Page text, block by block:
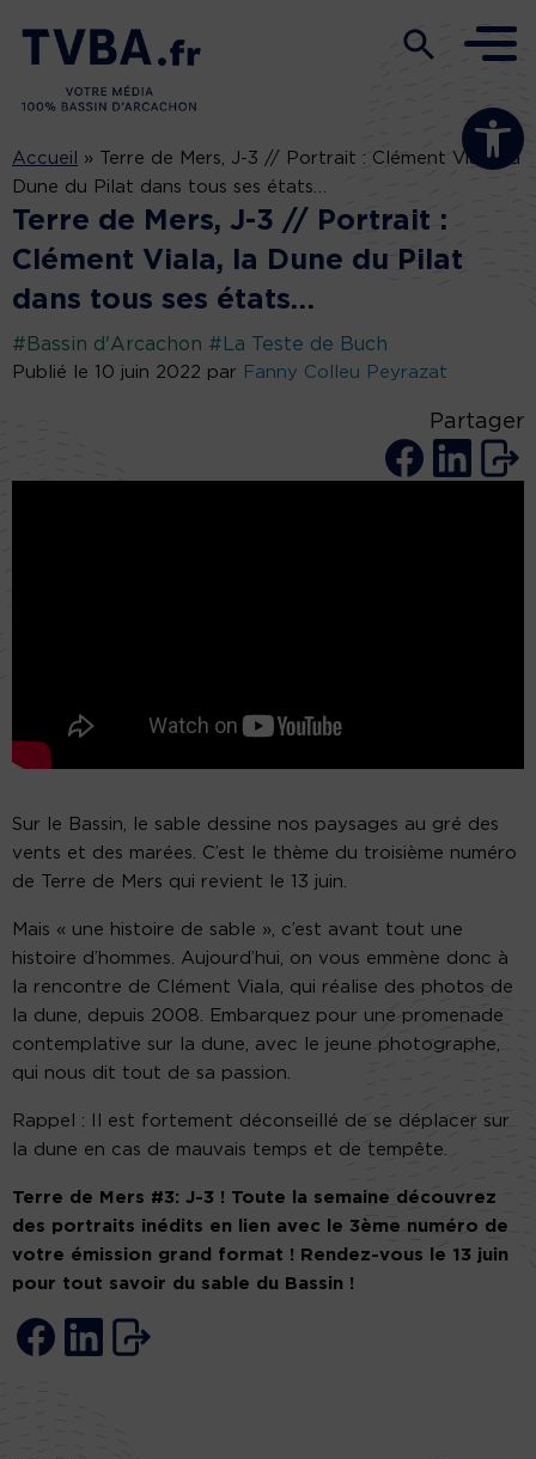
Ouvrir la
Accueil »
Terre de Mers, J-3 // Portrait : Clément Viala, la
Dune du Pilat dans tous ses états…
Terre de Mers, J-3 // Portrait :
Clément Viala, la Dune du Pilat
dans tous ses états…
#Bassin d'Arcachon #La Teste de Buch
Publié le 10 juin 2022 par Fanny Colleu Peyrazat
Partager
Sur le Bassin, le sable dessine nos paysages au gré des
vents et des marées. C’est le thème du troisième numéro
de Terre de Mers qui revient le 13 juin.
Mais « une histoire de sable », c’est avant tout une
histoire d’hommes. Aujourd’hui, on vous emmène donc à
la rencontre de Clément Viala, qui réalise des photos de
la dune, depuis 2008. Embarquez pour une promenade
contemplative sur la dune, avec le jeune photographe,
qui nous dit tout de sa passion.
Rappel : Il est fortement déconseillé de se déplacer sur
la dune en cas de mauvais temps et de tempête.
Terre de Mers #3: J-3 ! Toute la semaine découvrez
des portraits inédits en lien avec le 3ème numéro de
votre émission grand format ! Rendez-vous le 13 juin
pour tout savoir du sable du Bassin !